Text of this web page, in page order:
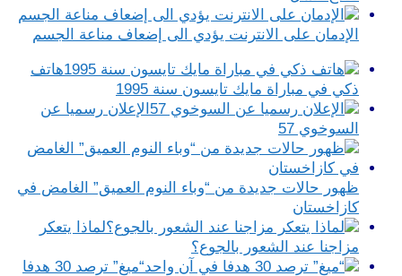
الإدمان على الانترنت يؤدي الى إضعاف مناعة الجسم
هاتف
ذكي في مباراة مايك تايسون سنة 1995
الإعلان رسميا عن
السوخوي 57
ظهور حالات جديدة من “وباء النوم العميق” الغامض في
كازاخستان
لماذا يتعكر
مزاجنا عند الشعور بالجوع؟
“ميغ” ترصد 30 هدفا